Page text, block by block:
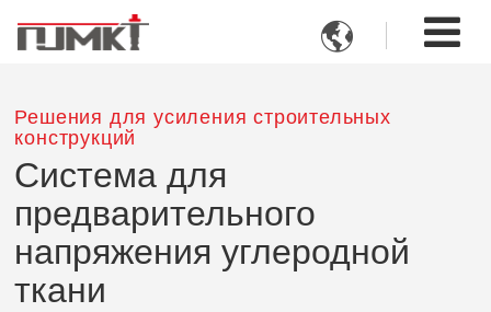

Решения для усиления строительных
конструкций
Система для
предварительного
напряжения углеродной
ткани